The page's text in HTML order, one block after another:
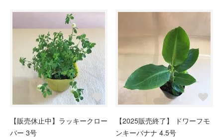
【販売休止中】ラッキークロー
バー 3号
【2025販売終了】 ドワーフモ
ンキーバナナ 4.5号